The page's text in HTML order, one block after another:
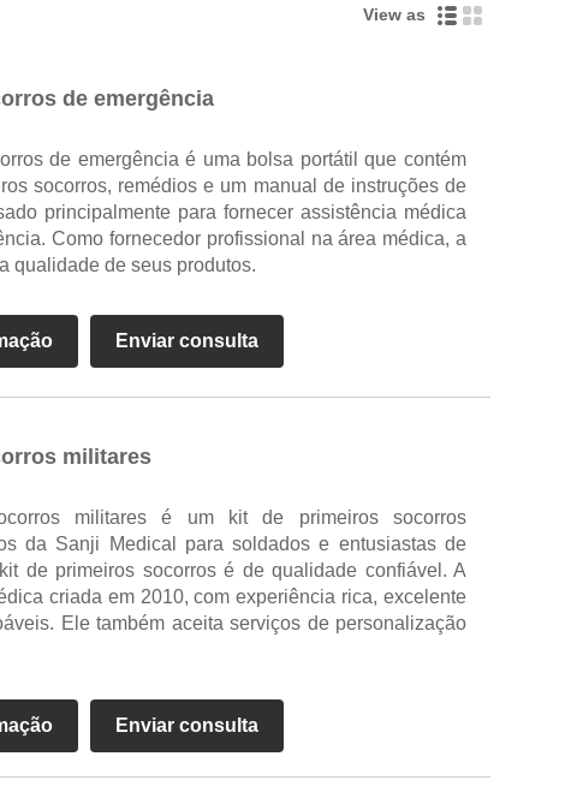
View as
de emergência
de emergência é uma bolsa portátil que contém
socorros, remédios e um manual de instruções de
principalmente para fornecer assistência médica
Como fornecedor profissional na área médica, a
qualidade de seus produtos.
Enviar consulta
militares
militares é um kit de primeiros socorros
da Sanji Medical para soldados e entusiastas de
de primeiros socorros é de qualidade confiável. A
criada em 2010, com experiência rica, excelente
Ele também aceita serviços de personalização
Enviar consulta